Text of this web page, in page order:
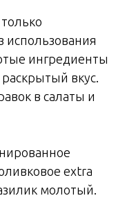
использования
ингредиенты
вкус.
в салаты и
extra
молотый.